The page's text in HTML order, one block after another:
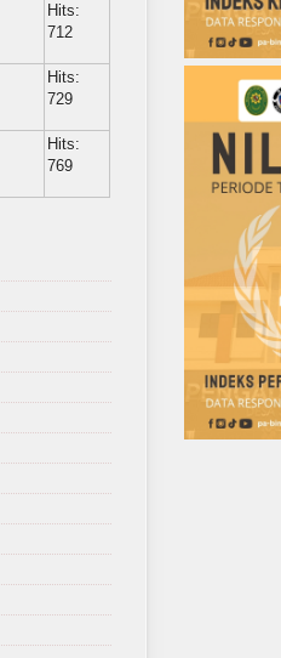
Hits:
712
Hits:
729
Hits:
769